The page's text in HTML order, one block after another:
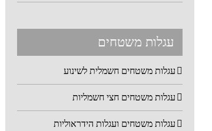
עגלות משטחים
עגלות משטחים חשמלית לשינוע
עגלות משטחים חצי חשמליות
עגלות משטחים ועגלות הידראוליות